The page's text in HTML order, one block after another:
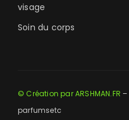
visage
Soin du corps
© Création par ARSHMAN.FR
parfumsetc